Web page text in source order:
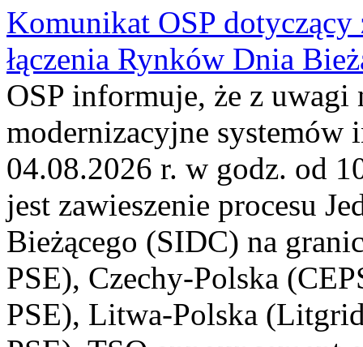
Komunikat OSP dotyczący
łączenia Rynków Dnia
OSP informuje, że z uwagi
modernizacyjne
04.08.2026 r. w godz. od
jest zawieszenie procesu
Bieżącego (SIDC) na
PSE), Czechy-Polska
PSE), Litwa-Polska